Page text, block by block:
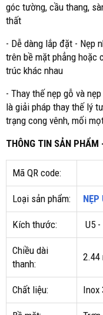
góc tường, cầu thang,
thất
- Dễ dàng lắp đặt - Nẹp
trên bề mặt phẳng hoặc
trúc khác nhau
- Thay thế nẹp gỗ và
là giải pháp thay thế lý
trạng cong vênh, mối
THÔNG TIN SẢN
Mã QR code:
Loại sản phẩm:
Kích thước: U5 -
Chiều dài
thanh:
2.44
Chất liệu: Inox